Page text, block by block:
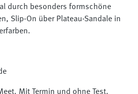
durch besonders formschöne
Slip-On über Plateau-Sandale in
Mit Termin und ohne Test.